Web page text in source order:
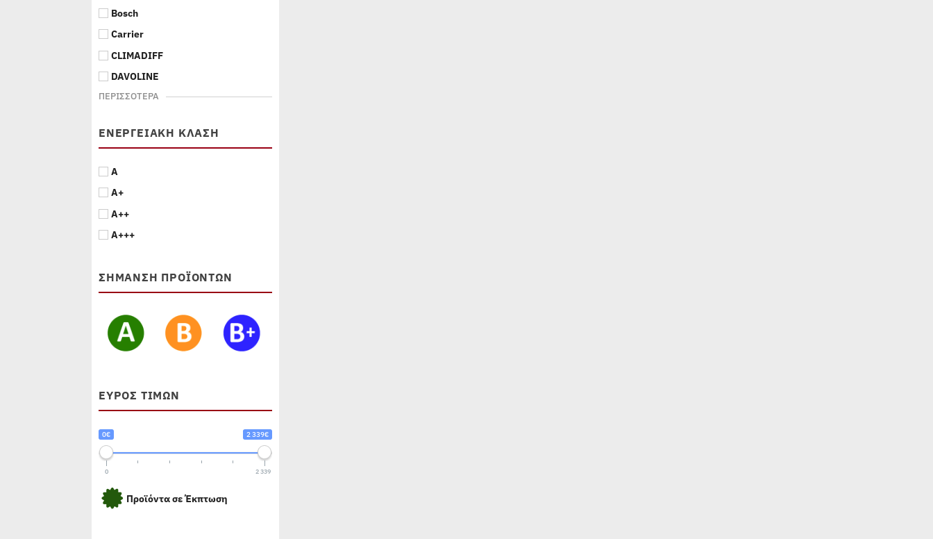
Bosch
Carrier
CLIMADIFF
DAVOLINE
ΠΕΡΙΣΣΌΤΕΡΑ
ΕΝΕΡΓΕΙΑΚΉ ΚΛΆΣΗ
A
A+
A++
A+++
ΣΗΜΑΝΣΗ ΠΡΟΪΟΝΤΩΝ
ΕΎΡΟΣ ΤΙΜΏΝ
0€ 2 339€
0 2 339
Προϊόντα σε Έκπτωση